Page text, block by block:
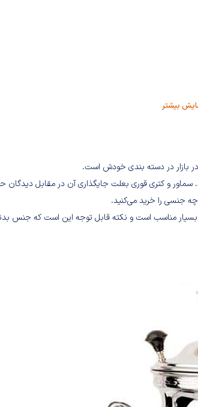
بیشتر
سماور و کتری قوری بعلت جایگذاری آن در مقابل دیدگان
مجالس و میهمانی های شما بسیار مناسب است و نکته قابل توجه این است که جنس